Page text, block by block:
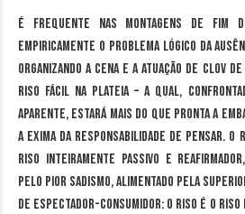
É frequente nas montagens de Fim
empiricamente o problema lógico da
organizando a cena e a atuação de Clov
riso fácil na plateia – a qual,
aparente, estará mais do que pronta a
a exima da responsabilidade de pensar.
riso inteiramente passivo e
pelo pior sadismo, alimentado pela
de espectador-consumidor: o riso é o riso